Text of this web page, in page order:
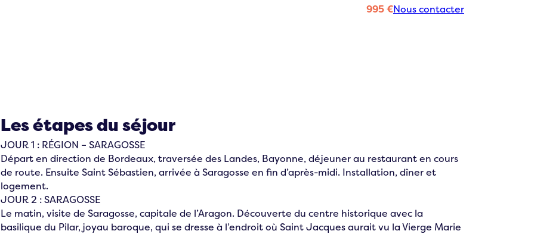
995 €Nous contacter
Les étapes du séjour
JOUR 1 : RÉGION – SARAGOSSE
Départ en direction de Bordeaux, traversée des Landes, Bayonne, déjeuner au restaurant en cours
de route. Ensuite Saint Sébastien, arrivée à Saragosse en fin d’après-midi. Installation, dîner et
logement.
JOUR 2 : SARAGOSSE
Le matin, visite de Saragosse, capitale de l’Aragon. Découverte du centre historique avec la
basilique du Pilar, joyau baroque, qui se dresse à l’endroit où Saint Jacques aurait vu la Vierge Marie